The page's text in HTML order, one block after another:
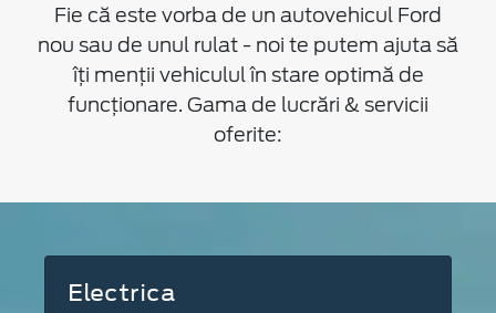
Fie că este vorba de un autovehicul Ford
nou sau de unul rulat - noi te putem ajuta să
îți menții vehiculul în stare optimă de
funcționare. Gama de lucrări & servicii
oferite:
Electrica